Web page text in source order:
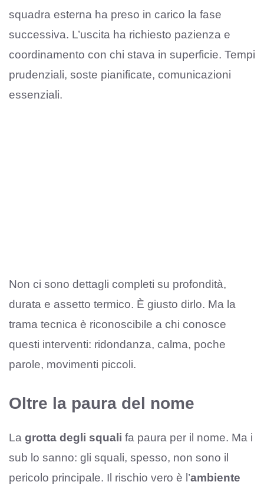
squadra esterna ha preso in carico la fase
successiva. L’uscita ha richiesto pazienza e
coordinamento con chi stava in superficie. Tempi
prudenziali, soste pianificate, comunicazioni
essenziali.
Non ci sono dettagli completi su profondità,
durata e assetto termico. È giusto dirlo. Ma la
trama tecnica è riconoscibile a chi conosce
questi interventi: ridondanza, calma, poche
parole, movimenti piccoli.
Oltre la paura del nome
La grotta degli squali fa paura per il nome. Ma i
sub lo sanno: gli squali, spesso, non sono il
pericolo principale. Il rischio vero è l’ambiente